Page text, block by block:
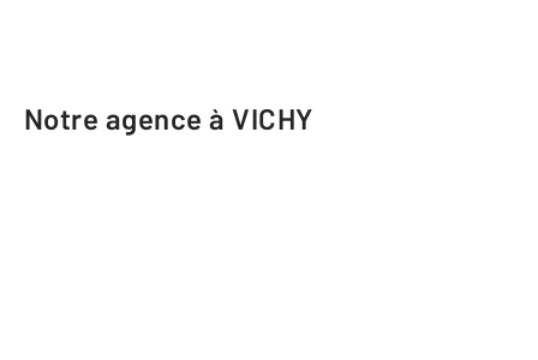
Notre agence à VICHY